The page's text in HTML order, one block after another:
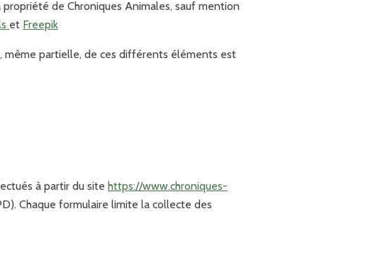
de Chroniques Animales, sauf mention
et Freepik
même partielle, de ces différents éléments est
à partir du site https://www.chroniques-
Chaque formulaire limite la collecte des